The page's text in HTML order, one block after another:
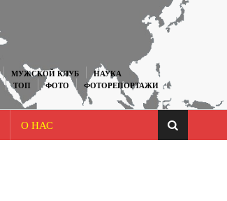
МУЖСКОЙ КЛУБ
НАУКА
ТОП ФОТО
ФОТОРЕПОРТАЖИ
О НАС